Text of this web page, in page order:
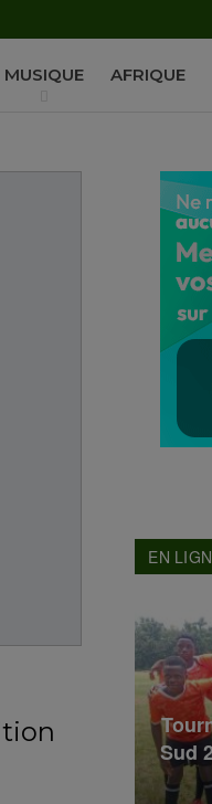
MUSIQUE AFRIQUE
EN
Sud
12-2025/PL/P